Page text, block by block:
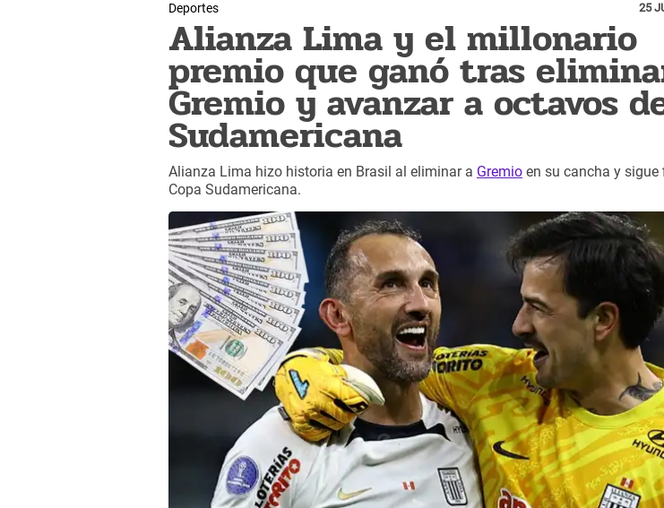
Deportes 25
Alianza Lima y el millonario
premio que ganó tras
Gremio y avanzar a octavos
Sudamericana
Alianza Lima hizo historia en Brasil al eliminar a Gremio en su cancha y sigue
Copa Sudamericana.